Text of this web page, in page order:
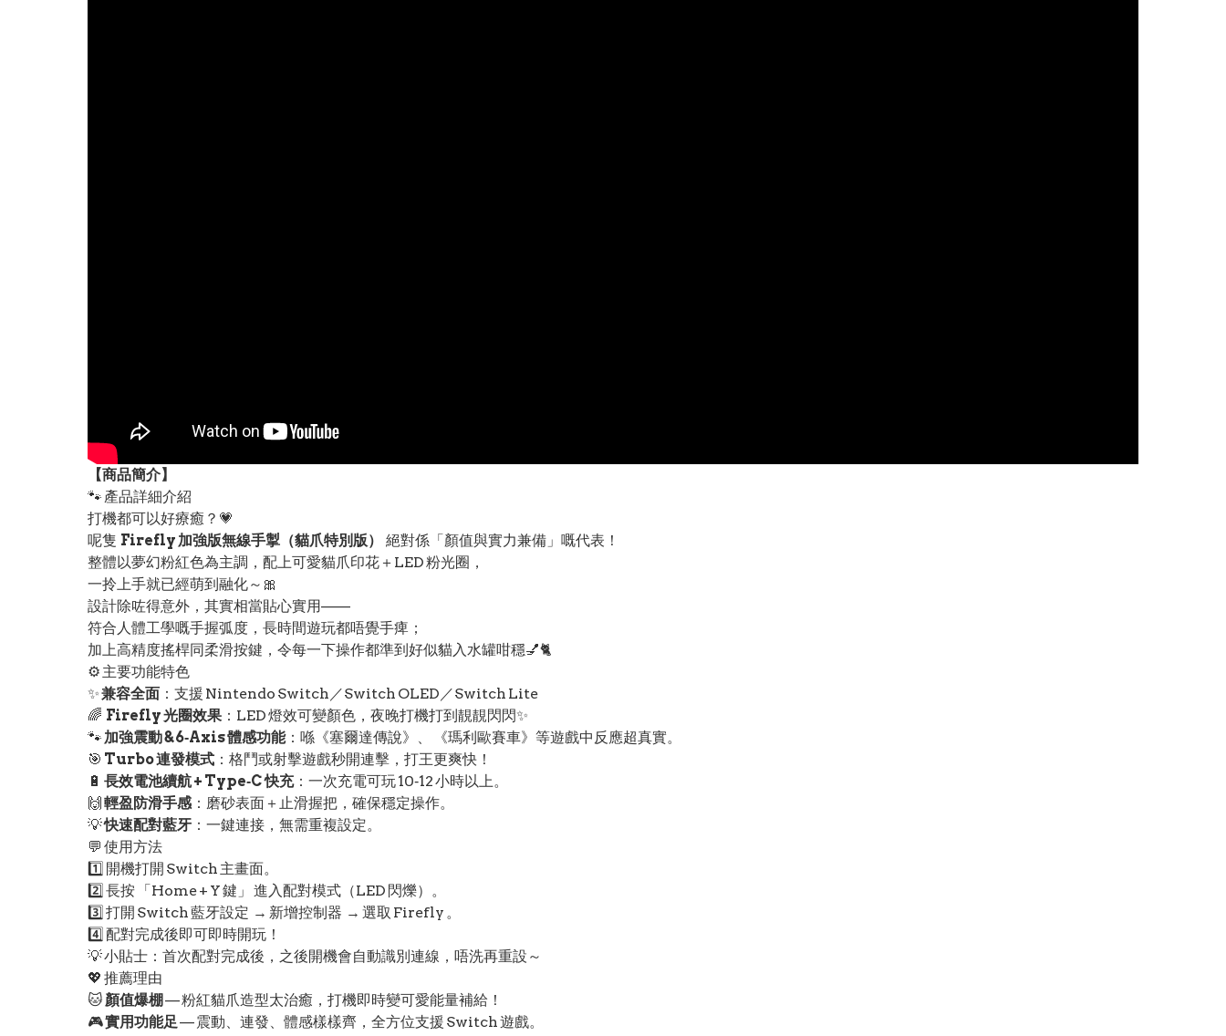
【商品簡介】
🐾 產品詳細介紹
打機都可以好療癒？💗
呢隻 Firefly 加強版無線手掣（貓爪特別版）
絕對係「顏值與實力兼備」嘅代表！
整體以夢幻粉紅色為主調，配上可愛貓爪印花＋LED 粉光圈，
一拎上手就已經萌到融化～🎀
設計除咗得意外，其實相當貼心實用——
符合人體工學嘅手握弧度，長時間遊玩都唔覺手痺；
加上高精度搖桿同柔滑按鍵，令每一下操作都準到好似貓入水罐咁穩💅🐈
⚙️ 主要功能特色
✨兼容全面 ：支援 Nintendo Switch／Switch OLED／Switch Lite
🌈 Firefly 光圈效果 ：LED 燈效可變顏色，夜晚打機打到靚靚閃閃✨
🐾 加強震動 & 6‑Axis 體感功能：喺《塞爾達傳說》、 《瑪利歐賽車》等遊戲中反應超真實。
🎯 Turbo 連發模式 ：格鬥或射擊遊戲秒開連擊，打王更爽快！
🔋 長效電池續航 + Type‑C 快充：一次充電可玩 10‑12 小時以上。
🙌輕盈防滑手感：磨砂表面＋止滑握把，確保穩定操作。
💡快速配對藍牙 ：一鍵連接，無需重複設定。
💬 使用方法
1️⃣ 開機打開 Switch 主畫面。
2️⃣ 長按 「Home + Y 鍵」 進入配對模式（LED 閃爍）。
3️⃣ 打開 Switch 藍牙設定 → 新增控制器 → 選取 Firefly 。
4️⃣ 配對完成後即可即時開玩！
💡 小貼士：首次配對完成後，之後開機會自動識別連線，唔洗再重設～
💖 推薦理由
🐱 顏值爆棚— 粉紅貓爪造型太治癒，打機即時變可愛能量補給！
🎮實用功能足— 震動、連發、體感樣樣齊，全方位支援 Switch 遊戲。